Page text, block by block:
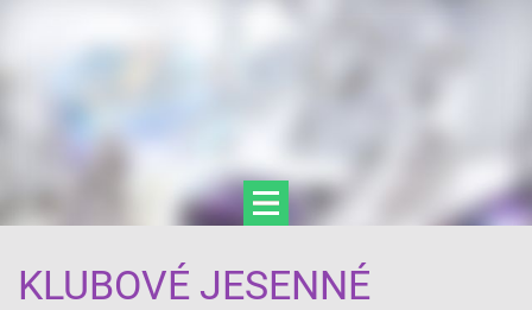
KLUBOVÉ JESENNÉ